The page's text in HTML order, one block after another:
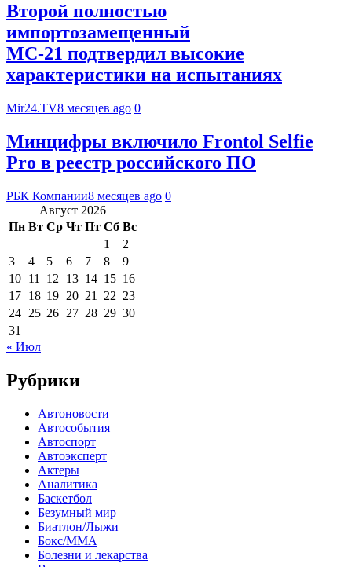
Второй полностью
импортозамещенный
МС-21 подтвердил высокие
характеристики на испытаниях
Mir24.TV8 месяцев ago 0
Минцифры включило Frontol Selfie
Pro в реестр российского ПО
РБК Компании8 месяцев ago 0
Август 2026
Пн Вт Ср Чт Пт Сб Вс
1
2
3
4 5 6 7 8
9
10 11 12 13 14 15 16
17 18 19 20 21 22 23
24 25 26 27 28 29 30
31
« Июл
Рубрики
Автоновости
Автособытия
Автоспорт
Автоэксперт
Актеры
Аналитика
Баскетбол
Безумный мир
Биатлон/Лыжи
Бокс/MMA
Болезни и лекарства